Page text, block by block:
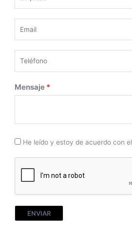
Mensaje
He leído y estoy de acuerdo con el
ENVIAR